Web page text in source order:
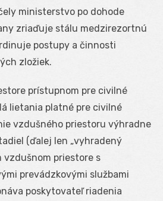
ministerstvo po dohode
zriaďuje stálu medzirezortnú
postupy a činnosti
zložiek.
prístupnom pre civilné
lietania platné pre civilné
vzdušného priestoru výhradne
(ďalej len „vyhradený
vzdušnom priestore s
prevádzkovými službami
poskytovateľ riadenia